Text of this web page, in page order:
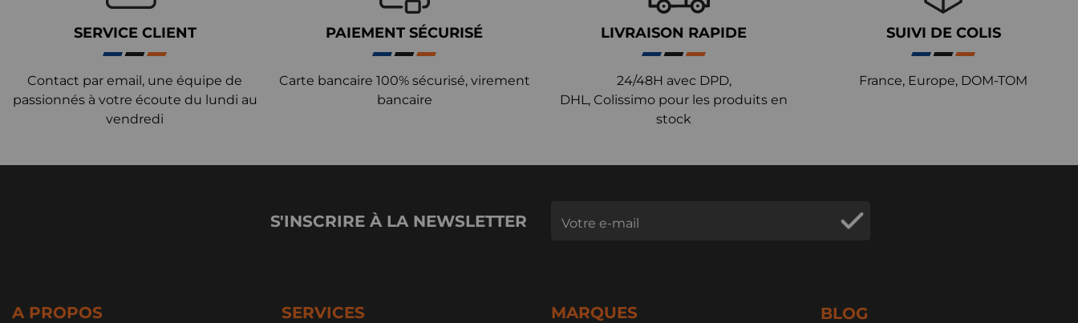
SERVICE CLIENT
Contact par email, une équipe de
passionnés à votre écoute du lundi au
vendredi
PAIEMENT SÉCURISÉ
Carte bancaire 100% sécurisé, virement
bancaire
LIVRAISON RAPIDE
24/48H avec DPD,
DHL, Colissimo pour les produits en
stock
SUIVI DE COLIS
France, Europe, DOM-TOM
S'INSCRIRE À LA NEWSLETTER
A PROPOS SERVICES MARQUES BLOG